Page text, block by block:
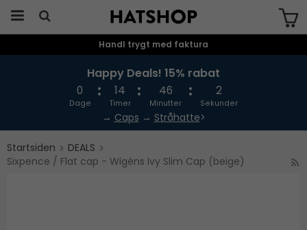
Produktet er blevet tilføjet til din
Handl trygt med faktura
Happy Deals! 15% rabat
0
Dage
14
Timer
46
Minutter
2
Sekunder
→ Caps → Stråhatte>
Startsiden
DEALS
Sixpence / Flat cap - Wigéns Ivy Slim Cap (beige)